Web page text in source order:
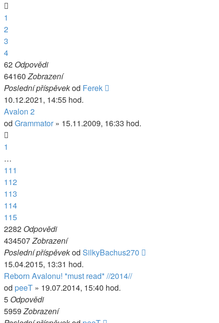
1
2
3
4
62 Odpovědi
64160Zobrazení
Poslední příspěvekod Ferek
10.12.2021, 14:55 hod.
Avalon 2
od Grammator » 15.11.2009, 16:33 hod.
1
…
111
112
113
114
115
2282 Odpovědi
434507Zobrazení
Poslední příspěvekod SilkyBachus270
15.04.2015, 13:31 hod.
Reborn Avalonu! *must read* //2014//
od peeT » 19.07.2014, 15:40 hod.
5 Odpovědi
5959Zobrazení